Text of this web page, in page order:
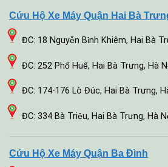
Cứu Hộ Xe Máy Quận Hai Bà
ĐC: 18 Nguyễn Bỉnh Khiêm, Hai Bà
ĐC: 252 Phố Huế, Hai Bà Trưng, Hà
ĐC: 174-176 Lò Đúc, Hai Bà Trưng,
ĐC: 334 Bà Triệu, Hai Bà Trưng, Hà
Cứu Hộ Xe Máy Quận Ba Đình